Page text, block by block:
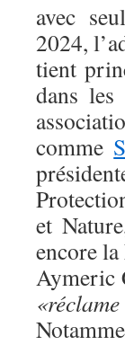
avec
2024,
tient
dans
comme
et
encore
Aymeric